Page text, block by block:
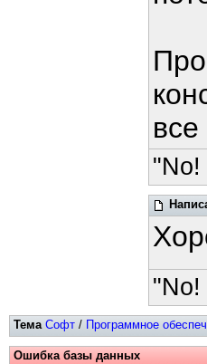
"No!
"No!
Тема Софт / Программное
Ошибка базы данных